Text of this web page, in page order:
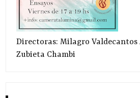
Directoras: Milagro Valdecantos
Zubieta Chambi